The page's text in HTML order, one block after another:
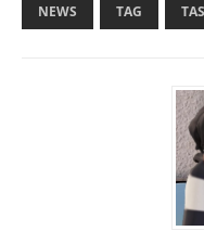
NEWS TAG